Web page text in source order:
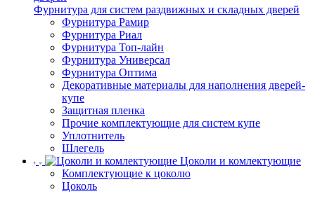
Фурнитура для систем раздвижных и складных дверей
Фурнитура Рамир
Фурнитура Риал
Фурнитура Топ-лайн
Фурнитура Универсал
Фурнитура Оптима
Декоративные материалы для наполнения дверей-
купе
Защитная пленка
Прочие комплектующие для систем купе
Уплотнитель
Шлегель
Цоколи и комлектующие
Комплектующие к цоколю
Цоколь